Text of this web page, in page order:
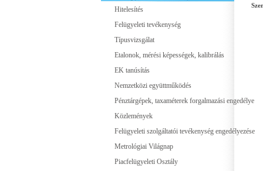
Hitelesítés
Felügyeleti tevékenység
Típusvizsgálat
Etalonok, mérési képességek, kalibrálás
EK tanúsítás
Nemzetközi együttműködés
Pénztárgépek, taxaméterek forgalmazási engedélye
Közlemények
Felügyeleti szolgáltatói tevékenység engedélyezése
Metrológiai Világnap
Piacfelügyeleti Osztály